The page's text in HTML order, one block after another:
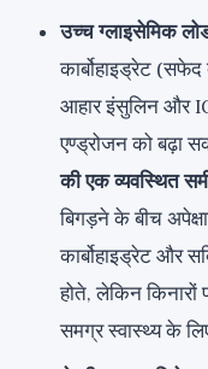
उच्च ग्लाइसेमिक
कार्बोहाइड्रेट
आहार इंसुलिन और
एण्ड्रोजन को बढ़ा
की एक व्यवस्थित
बिगड़ने के बीच
कार्बोहाइड्रेट और
होते, लेकिन
समग्र स्वास्थ्य के